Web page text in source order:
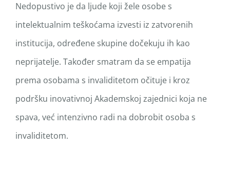
Nedopustivo je da ljude koji žele osobe s
intelektualnim teškoćama izvesti iz zatvorenih
institucija, određene skupine dočekuju ih kao
neprijatelje. Također smatram da se empatija
prema osobama s invaliditetom očituje i kroz
podršku inovativnoj Akademskoj zajednici koja ne
spava, već intenzivno radi na dobrobit osoba s
invaliditetom.